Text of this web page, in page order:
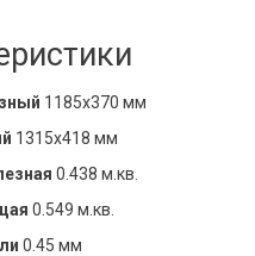
1185х370 мм
1315х418 мм
0.438 м.кв.
0.549 м.кв.
0.45 мм